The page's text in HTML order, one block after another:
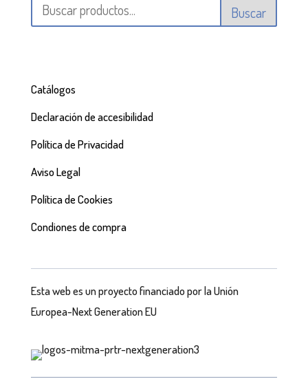
Buscar
Catálogos
Declaración de accesibilidad
Política de Privacidad
Aviso Legal
Política de Cookies
Condiones de compra
Esta web es un proyecto financiado por la Unión
Europea-Next Generation EU